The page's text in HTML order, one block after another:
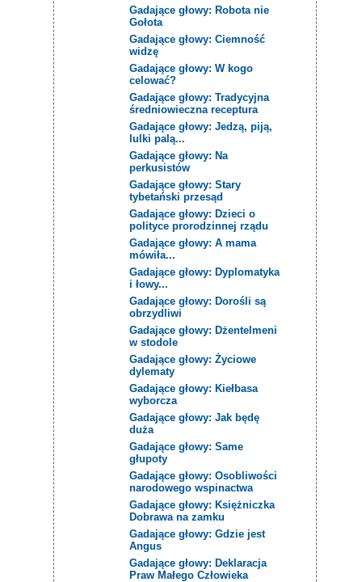
Gadające głowy: Robota nie
Gołota
Gadające głowy: Ciemność
widzę
Gadające głowy: W kogo
celować?
Gadające głowy: Tradycyjna
średniowieczna receptura
Gadające głowy: Jedzą, piją,
lulki palą...
Gadające głowy: Na
perkusistów
Gadające głowy: Stary
tybetański przesąd
Gadające głowy: Dzieci o
polityce prorodzinnej rządu
Gadające głowy: A mama
mówiła...
Gadające głowy: Dyplomatyka
i łowy...
Gadające głowy: Dorośli są
obrzydliwi
Gadające głowy: Dżentelmeni
w stodole
Gadające głowy: Życiowe
dylematy
Gadające głowy: Kiełbasa
wyborcza
Gadające głowy: Jak będę
duża
Gadające głowy: Same
głupoty
Gadające głowy: Osobliwości
narodowego wspinactwa
Gadające głowy: Księżniczka
Dobrawa na zamku
Gadające głowy: Gdzie jest
Angus
Gadające głowy: Deklaracja
Praw Małego Człowieka